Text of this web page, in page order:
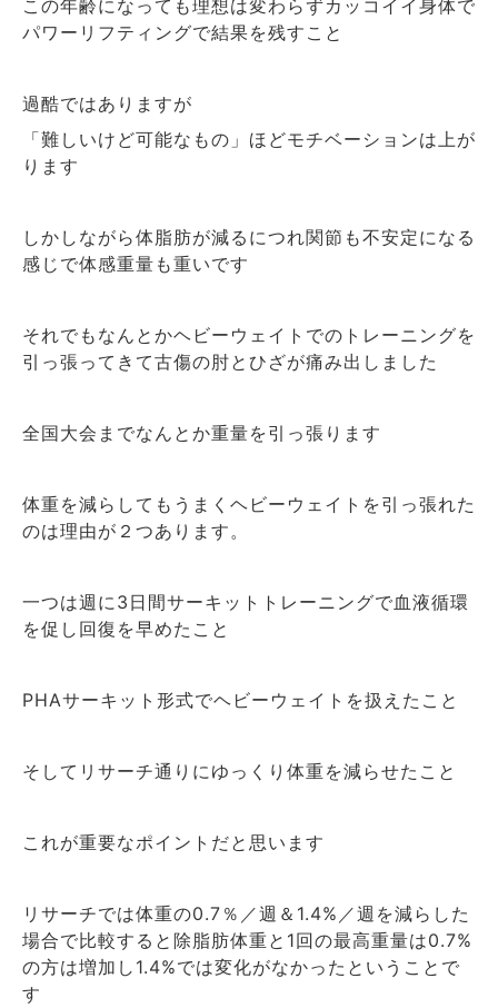
この年齢になっても理想は変わらずカッコイイ身体で
パワーリフティングで結果を残すこと
過酷ではありますが
「難しいけど可能なもの」ほどモチベーションは上が
ります
しかしながら体脂肪が減るにつれ関節も不安定になる
感じで体感重量も重いです
それでもなんとかヘビーウェイトでのトレーニングを
引っ張ってきて古傷の肘とひざが痛み出しました
全国大会までなんとか重量を引っ張ります
体重を減らしてもうまくヘビーウェイトを引っ張れた
のは理由が２つあります。
一つは週に3 日間サーキットトレーニングで血液循環
を促し回復を早めたこと
PHAサーキット形式でヘビーウェイトを扱えたこと
そしてリサーチ通りにゆっくり体重を減らせたこと
これが重要なポイントだと思います
リサーチでは体重の0.7 ％／週＆ 1.4% ／週を減らした
場合で比較すると除脂肪体重と 1回の最高重量は0.7%
の方は増加し 1.4%では変化がなかったということで
す